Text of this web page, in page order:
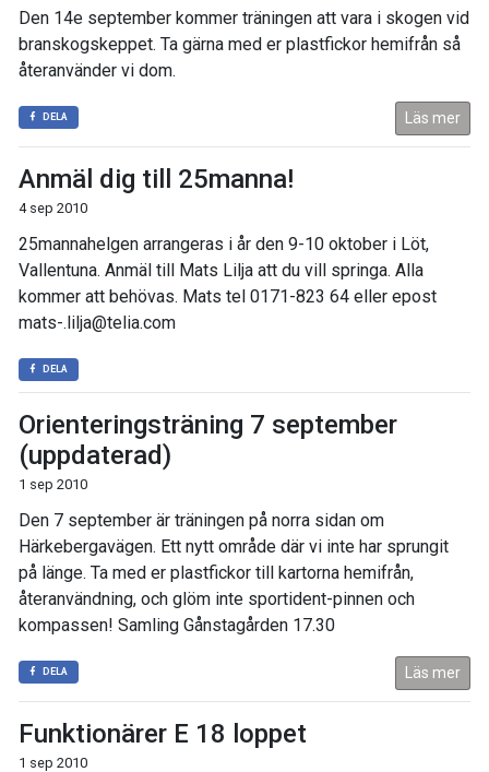
Den 14e september kommer träningen att vara i skogen vid
branskogskeppet. Ta gärna med er plastfickor hemifrån så
återanvänder vi dom.
DELA Läs mer
Anmäl dig till 25manna!
4 sep 2010
25mannahelgen arrangeras i år den 9-10 oktober i Löt,
Vallentuna. Anmäl till Mats Lilja att du vill springa. Alla
kommer att behövas. Mats tel 0171-823 64 eller epost
mats-.lilja@telia.com
DELA
Orienteringsträning 7 september
(uppdaterad)
1 sep 2010
Den 7 september är träningen på norra sidan om
Härkebergavägen. Ett nytt område där vi inte har sprungit
på länge. Ta med er plastfickor till kartorna hemifrån,
återanvändning, och glöm inte sportident-pinnen och
kompassen! Samling Gånstagården 17.30
DELA Läs mer
Funktionärer E 18 loppet
1 sep 2010